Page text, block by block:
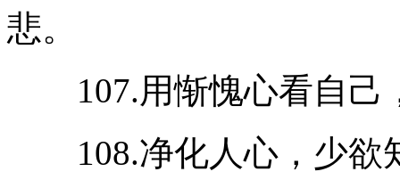
悲。
107.用惭愧心看自己
108.净化人心，少欲